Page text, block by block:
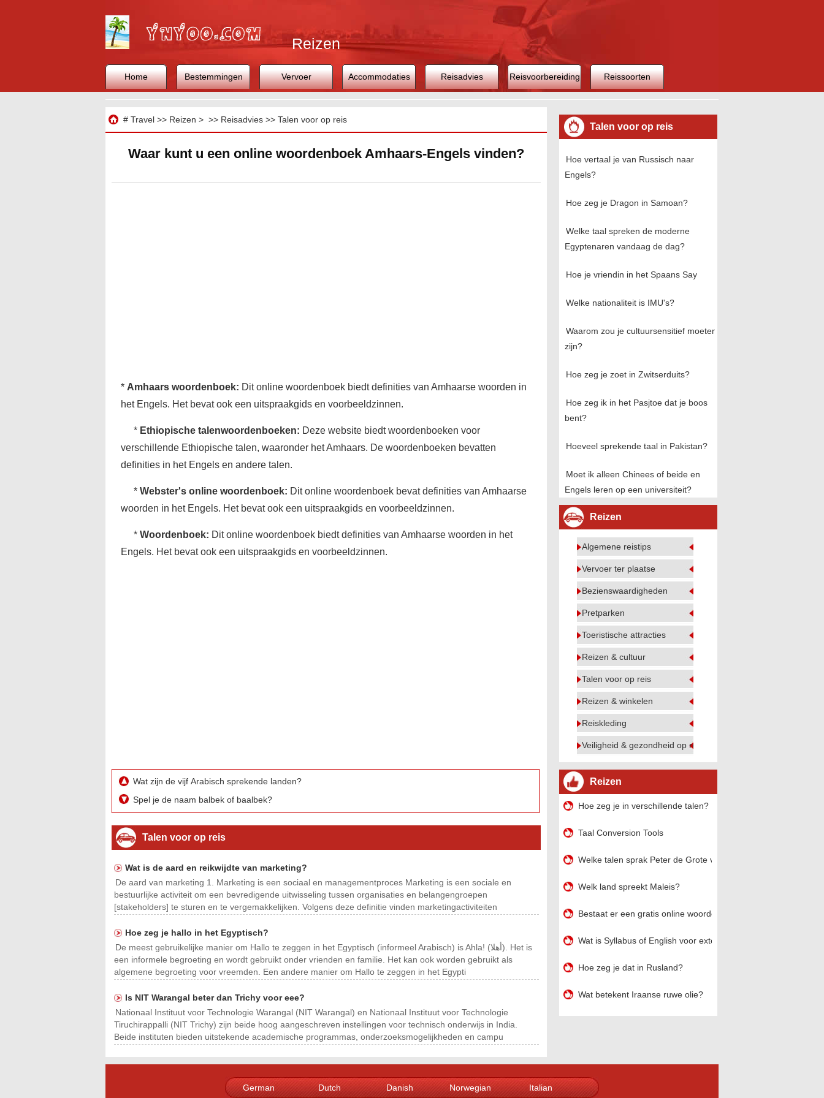
Reizen
Home Bestemmingen Vervoer Accommodaties Reisadvies Reisvoorbereiding Reissoorten
# Travel>> Reizen > >> Reisadvies>> Talen voor op reis
Waar kunt u een online woordenboek Amhaars-Engels vinden?
* Amhaars woordenboek: Dit online woordenboek biedt definities van Amhaarse woorden in
het Engels. Het bevat ook een uitspraakgids en voorbeeldzinnen.
* Ethiopische talenwoordenboeken: Deze website biedt woordenboeken voor
verschillende Ethiopische talen, waaronder het Amhaars. De woordenboeken bevatten
definities in het Engels en andere talen.
* Webster's online woordenboek: Dit online woordenboek bevat definities van Amhaarse
woorden in het Engels. Het bevat ook een uitspraakgids en voorbeeldzinnen.
* Woordenboek: Dit online woordenboek biedt definities van Amhaarse woorden in het
Engels. Het bevat ook een uitspraakgids en voorbeeldzinnen.
Wat zijn de vijf Arabisch sprekende landen?
Spel je de naam balbek of baalbek?
Talen voor op reis
Wat is de aard en reikwijdte van marketing?
De aard van marketing 1. Marketing is een sociaal en managementproces Marketing is een sociale en
bestuurlijke activiteit om een ​​bevredigende uitwisseling tussen organisaties en belangengroepen
[stakeholders] te sturen en te vergemakkelijken. Volgens deze definitie vinden marketingactiviteiten
Hoe zeg je hallo in het Egyptisch?
De meest gebruikelijke manier om Hallo te zeggen in het Egyptisch (informeel Arabisch) is Ahla! (أهلا). Het is
een informele begroeting en wordt gebruikt onder vrienden en familie. Het kan ook worden gebruikt als
algemene begroeting voor vreemden. Een andere manier om Hallo te zeggen in het Egypti
Is NIT Warangal beter dan Trichy voor eee?
Nationaal Instituut voor Technologie Warangal (NIT Warangal) en Nationaal Instituut voor Technologie
Tiruchirappalli (NIT Trichy) zijn beide hoog aangeschreven instellingen voor technisch onderwijs in India.
Beide instituten bieden uitstekende academische programmas, onderzoeksmogelijkheden en campu
Talen voor op reis
Hoe vertaal je van Russisch naar
Engels?
Hoe zeg je Dragon in Samoan?
Welke taal spreken de moderne
Egyptenaren vandaag de dag?
Hoe je vriendin in het Spaans Say
Welke nationaliteit is IMU's?
Waarom zou je cultuursensitief moeten
zijn?
Hoe zeg je zoet in Zwitserduits?
Hoe zeg ik in het Pasjtoe dat je boos
bent?
Hoeveel sprekende taal in Pakistan?
Moet ik alleen Chinees of beide en
Engels leren op een universiteit?
Reizen
Algemene reistips
Vervoer ter plaatse
Bezienswaardigheden
Pretparken
Toeristische attracties
Reizen & cultuur
Talen voor op reis
Reizen & winkelen
Reiskleding
Veiligheid & gezondheid op reis
Reizen
Hoe zeg je in verschillende talen?
Taal Conversion Tools
Welke talen sprak Peter de Grote van Rusland?
Welk land spreekt Maleis?
Bestaat er een gratis online woordenboek van Engels naar
Wat is Syllabus of English voor externe studenten in MA Deel
Hoe zeg je dat in Rusland?
Wat betekent Iraanse ruwe olie?
German Dutch Danish Norwegian Italian